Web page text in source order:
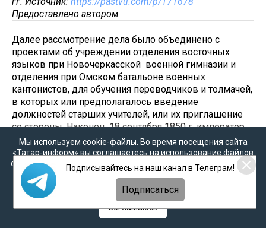
Предоставлено автором
Далее рассмотрение дела было объединено с
проектами об учреждении отделения восточных
языков при Новочеркасской военной гимназии и
отделения при Омском батальоне военных
кантонистов, для обучения переводчиков и толмачей,
в которых или предполагалось введение
должностей старших учителей, или их приглашение
со стороны. Наконец, 18 сентября 1850 г. император
Николай I повелел предоставить учителям восточных
языков в Оренбургском Неплюевском и Сибирском
кадетских корпусах права и преимущества старших
учителей военно-учебных заведений и на этом
основании разрешить частный случай об учителе
Салихзяне Кукляшеве.
Мы используем cookie-файлы. Во время посещения сайта
«Татар-информ» вы соглашаетесь на использование файлов
cookie в соответствии с настоящим уведомлением, согласием
наобработку персональных данных,Политикой о
персональных данных
Политикой конфиденциальности
Соглашаюсь
Подписывайтесь на наш канал в Телеграм!
Подписаться